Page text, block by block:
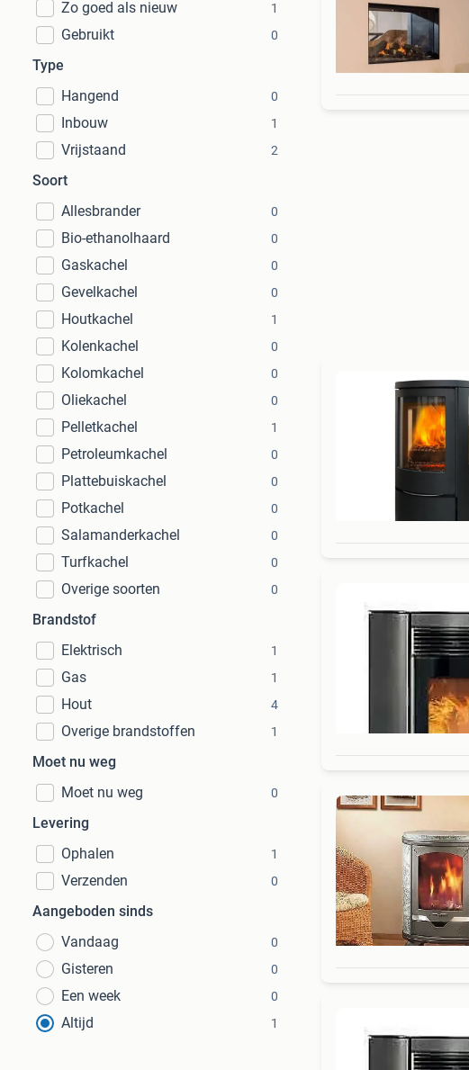
Zo goed als nieuw 1
Gebruikt 0
Type
Hangend
0
Inbouw 1
Vrijstaand 2
Soort
Allesbrander
0
Bio-ethanolhaard 0
Gaskachel 0
Gevelkachel 0
Houtkachel 1
Kolenkachel 0
Kolomkachel 0
Oliekachel 0
Pelletkachel 1
Petroleumkachel 0
Plattebuiskachel 0
Potkachel 0
Salamanderkachel 0
Turfkachel 0
Overige soorten 0
Brandstof
Elektrisch
1
Gas 1
Hout 4
Overige brandstoffen 1
Moet nu weg
Moet nu weg
0
Levering
Ophalen
1
Verzenden 0
Aangeboden sinds
Vandaag
0
Gisteren 0
Een week 0
Altijd 1